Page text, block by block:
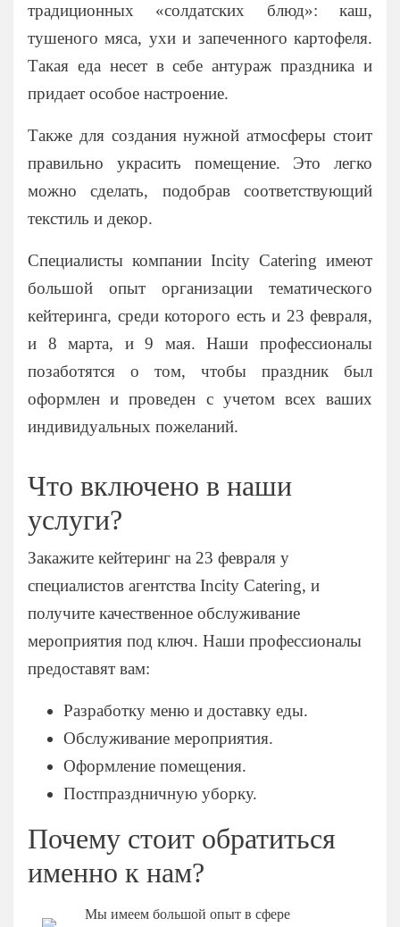
На 25 человек
На 60 человек
Ритуальный кейтеринг
На съемки
Балашиха
Внуково
Пушкино
Раменское
Химки
Щелково
традиционных «солдатских блюд»: каш,
тушеного мяса, ухи и запеченного картофеля.
Такая еда несет в себе антураж праздника и
придает особое настроение.
Также для создания нужной атмосферы стоит
правильно украсить помещение. Это легко
можно сделать, подобрав соответствующий
текстиль и декор.
Специалисты компании Incity Catering имеют
большой опыт организации тематического
кейтеринга, среди которого есть и 23 февраля,
и 8 марта, и 9 мая. Наши профессионалы
позаботятся о том, чтобы праздник был
оформлен и проведен с учетом всех ваших
индивидуальных пожеланий.
Что включено в наши
услуги?
Закажите кейтеринг на 23 февраля у
специалистов агентства Incity Catering, и
получите качественное обслуживание
мероприятия под ключ. Наши профессионалы
предоставят вам:
Разработку меню и доставку еды.
Обслуживание мероприятия.
Оформление помещения.
Постпраздничную уборку.
Почему стоит обратиться
именно к нам?
Мы имеем большой опыт в сфере